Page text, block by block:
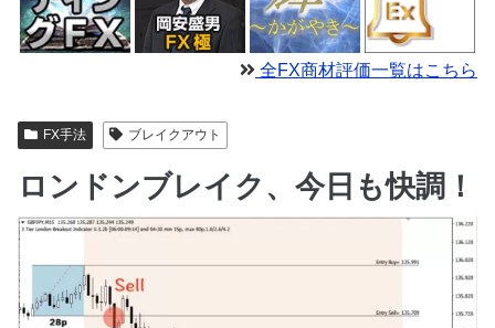
全FX商材評価一覧はこちら
FX手法 ブレイクアウト
ロンドンブレイク、今日も快調！